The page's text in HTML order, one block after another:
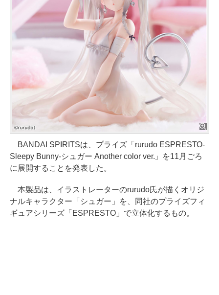
BANDAI SPIRITSは、プライズ「rurudo ESPRESTO-
Sleepy Bunny-シュガー Another color ver.」を11月ごろ
に展開することを発表した。
本製品は、イラストレーターのrurudo氏が描くオリジ
ナルキャラクター「シュガー」を、同社のプライズフィ
ギュアシリーズ「ESPRESTO」で立体化するもの。